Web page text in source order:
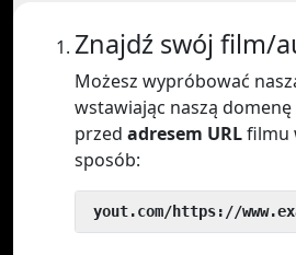
Znajdź swój film/
Możesz wypróbować
wstawiając naszą
przed adresem URLfilmu
sposób:
yout.com/https://